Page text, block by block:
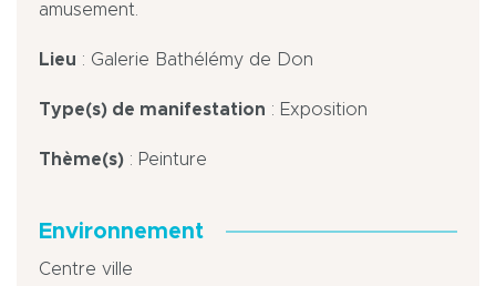
amusement.
Lieu : Galerie Bathélémy de Don
Type(s) de manifestation : Exposition
Thème(s) : Peinture
Environnement
Centre ville